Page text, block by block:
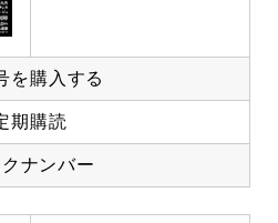
を購入する
期購読
ナンバー